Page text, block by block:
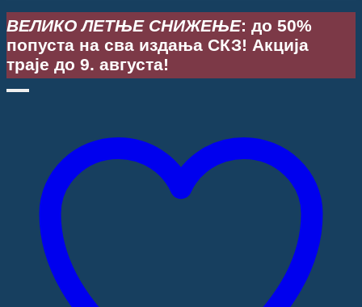
ВЕЛИКО ЛЕТЊЕ СНИЖЕЊЕ: до 50%
попуста на сва издања СКЗ! Акција
траје до 9. августа!